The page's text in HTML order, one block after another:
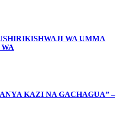
WA UMMA
KAZI NA GACHAGUA” –